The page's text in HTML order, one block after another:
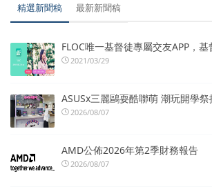
精選新聞稿 最新新聞稿
FLOC唯一基督徒專屬交友APP，
2021/03/29
ASUSx三麗鷗耍酷聯萌 潮玩開學祭
2026/08/07
AMD公佈2026年第2季財務報告
2026/08/07